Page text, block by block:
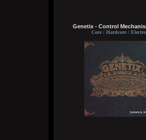
Не судите строго, люди,
Пожалей меня, родня,
Выпить грешного вина
Кукуня
Сегодня в 16:15:01
Genetix - Control
Core / Hardcore /